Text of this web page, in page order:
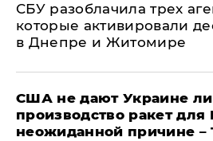
СБУ разоблачила трех
которые активировали
в Днепре и Житомире
США не дают Украине
производство ракет
неожиданной причине –